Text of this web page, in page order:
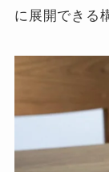
に展開できる